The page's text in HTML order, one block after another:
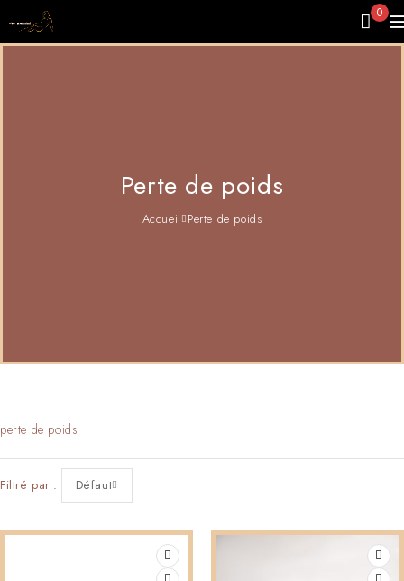
0
Perte de poids
Accueil Perte de poids
perte de poids
Filtré par Défaut